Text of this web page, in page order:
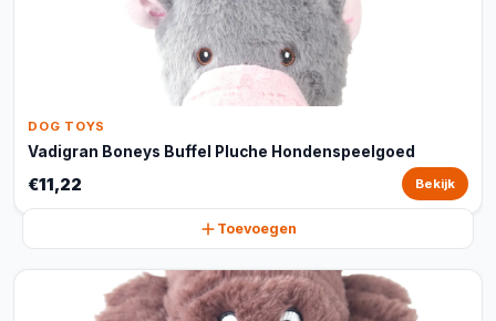
DOG TOYS
Vadigran Boneys Buffel Pluche Hondenspeelgoed
€11,22 Bekijk
Toevoegen